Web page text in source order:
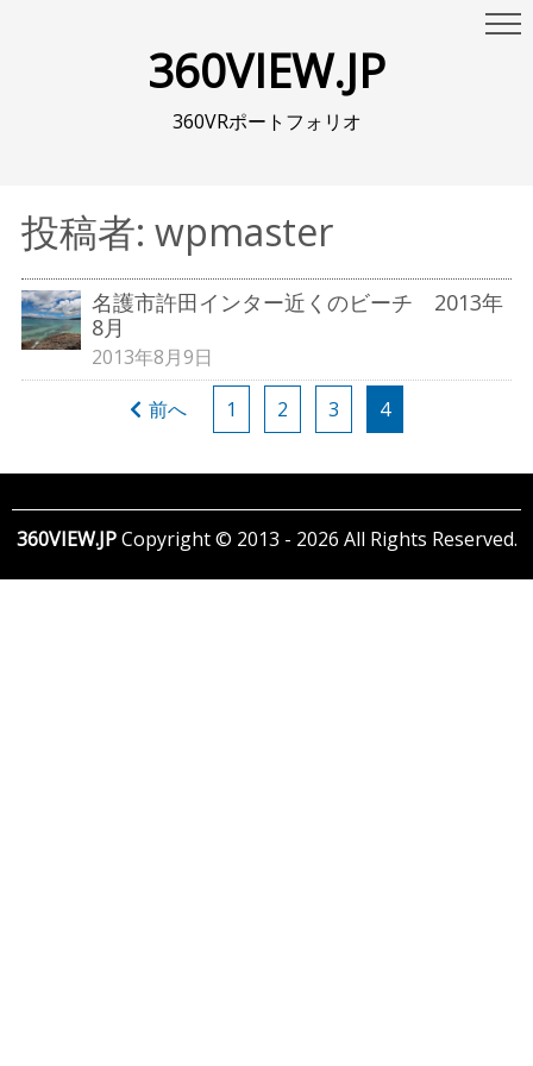
360VIEW.JP
360VRポートフォリオ
投稿者: wpmaster
名護市許田インター近くのビーチ 2013年
8月
2013年8月9日
ナ
ビ
ゲ
ー
前へ 1 2 3 4
360VIEW.JPCopyright © 2013 - 2026 All Rights Reserved.